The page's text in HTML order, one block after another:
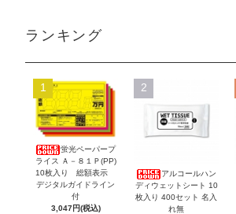
ランキング
1
蛍光ペーパープ
ライス Ａ－８１Ｐ(PP)
10枚入り 総額表示
デジタルガイドライン
付
3,047円(税込)
2
アルコールハン
ディウェットシート 10
枚入り 400セット 名入
れ無